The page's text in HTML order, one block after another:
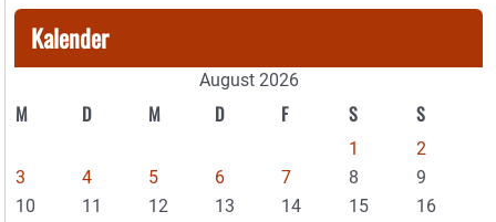
Kalender
August 2026
M D M D F S S
1
2
3
4 5 6 7 8
9
10
11 12 13 14 15
16